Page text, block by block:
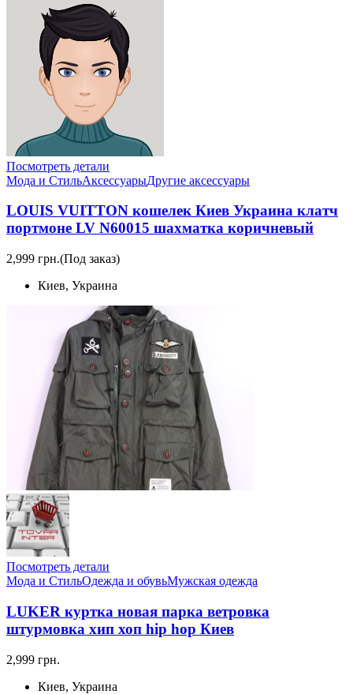
Посмотреть детали
Мода и СтильАксессуарыДругие аксессуары
LOUIS VUITTON кошелек Киев Украина клатч
портмоне LV N60015 шахматка коричневый
2,999 грн.(Под заказ)
Киев, Украина
Посмотреть детали
Мода и СтильОдежда и обувьМужская одежда
LUKER куртка новая парка ветровка
штурмовка хип хоп hip hop Киев
2,999 грн.
Киев, Украина